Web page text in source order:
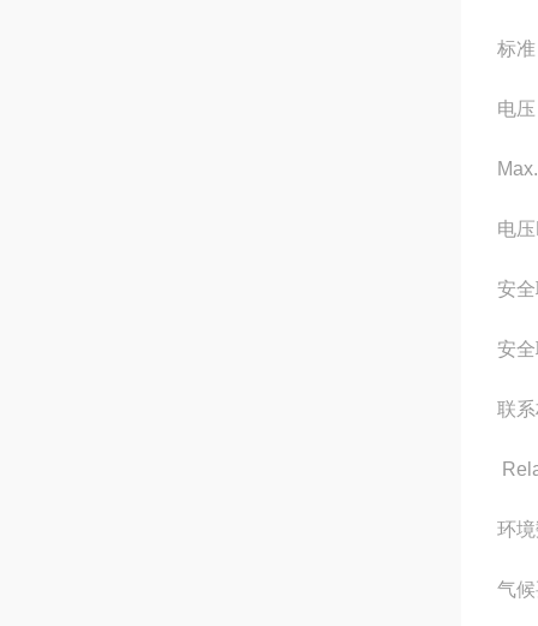
标
电
电
安
安
联
环
气